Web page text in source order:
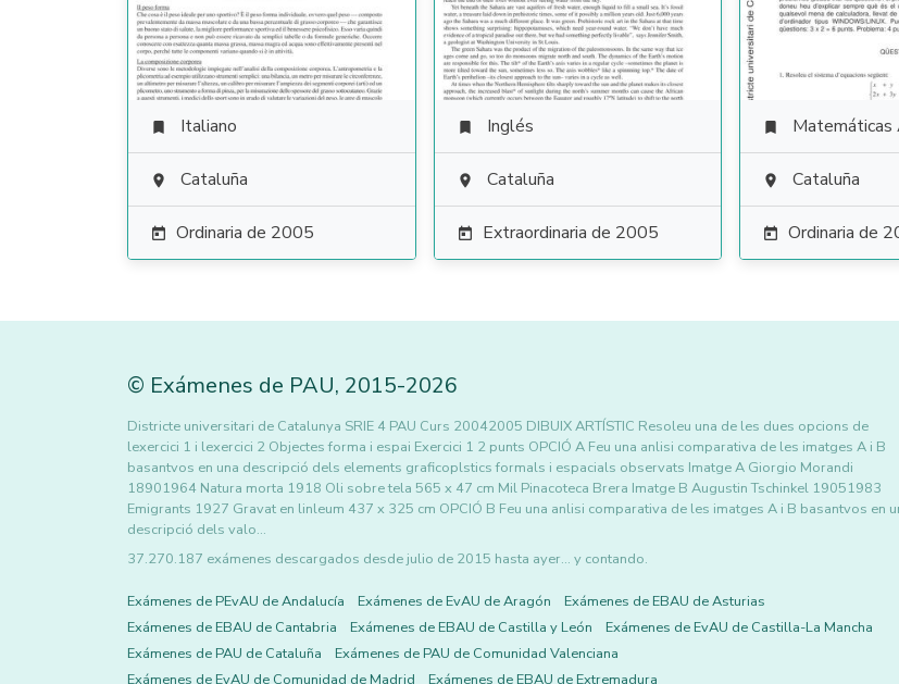
 Italiano
 Cataluña
 Ordinaria de 2005
 Inglés
 Cataluña
 Extraordinaria de 2005
 Matemáticas Aplicadas
 Cataluña
 Ordinaria de
© Exámenes de PAU, 2015-2026
Districte universitari de Catalunya SRIE 4 PAU Curs 20042005 DIBUIX ARTÍSTIC Resoleu una de les dues opcions de
lexercici 1 i lexercici 2 Objectes forma i espai Exercici 1 2 punts OPCIÓ A Feu una anlisi comparativa de les imatges A i B
basantvos en una descripció dels elements graficoplstics formals i espacials observats Imatge A Giorgio Morandi
18901964 Natura morta 1918 Oli sobre tela 565 x 47 cm Mil Pinacoteca Brera Imatge B Augustin Tschinkel 19051983
Emigrants 1927 Gravat en linleum 437 x 325 cm OPCIÓ B Feu una anlisi comparativa de les imatges A i B basantvos en
descripció dels valo…
37.270.187 exámenes descargados desde julio de 2015 hasta ayer... y contando.
Exámenes de PEvAU de Andalucía Exámenes de EvAU de Aragón
Exámenes de EBAU de Asturias
Exámenes de EBAU de Cantabria
Exámenes de EBAU de Castilla y León
Exámenes de EvAU de Castilla-La Mancha
Exámenes de PAU de Cataluña
Exámenes de PAU de Comunidad Valenciana
Exámenes de EvAU de Comunidad de Madrid
Exámenes de EBAU de Extremadura